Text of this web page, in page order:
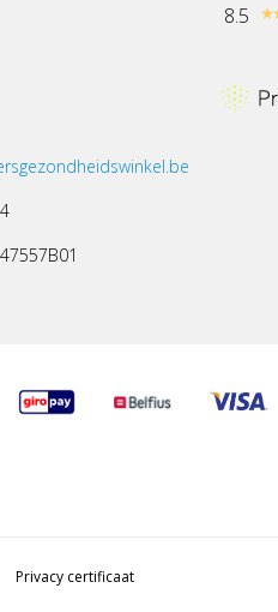
8.5
Privacy certificaat